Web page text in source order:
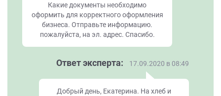
Какие документы необходимо
оформить для корректного оформления
бизнеса. Отправьте информацию.
пожалуйста, на эл. адрес. Спасибо.
Ответ эксперта: 17.09.2020 в 08:49
Добрый день, Екатерина. На хлеб и